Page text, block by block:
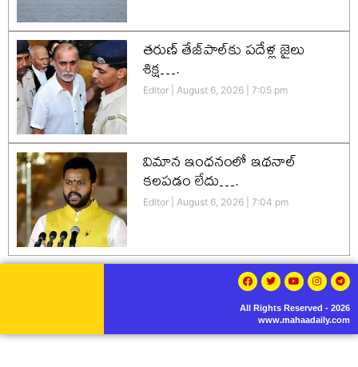
తరుణ్ తేజ్‌పాల్‌కు పదేళ్ల జైలు
శిక్ష….
Editor August 6, 2026 7:05 pm
విమాన ఇంధనంలో ఇథనాల్
కలపడం లేదు….
Editor August 6, 2026 7:04 pm
All Rights Reserved - 2026
www.mahaadaily.com